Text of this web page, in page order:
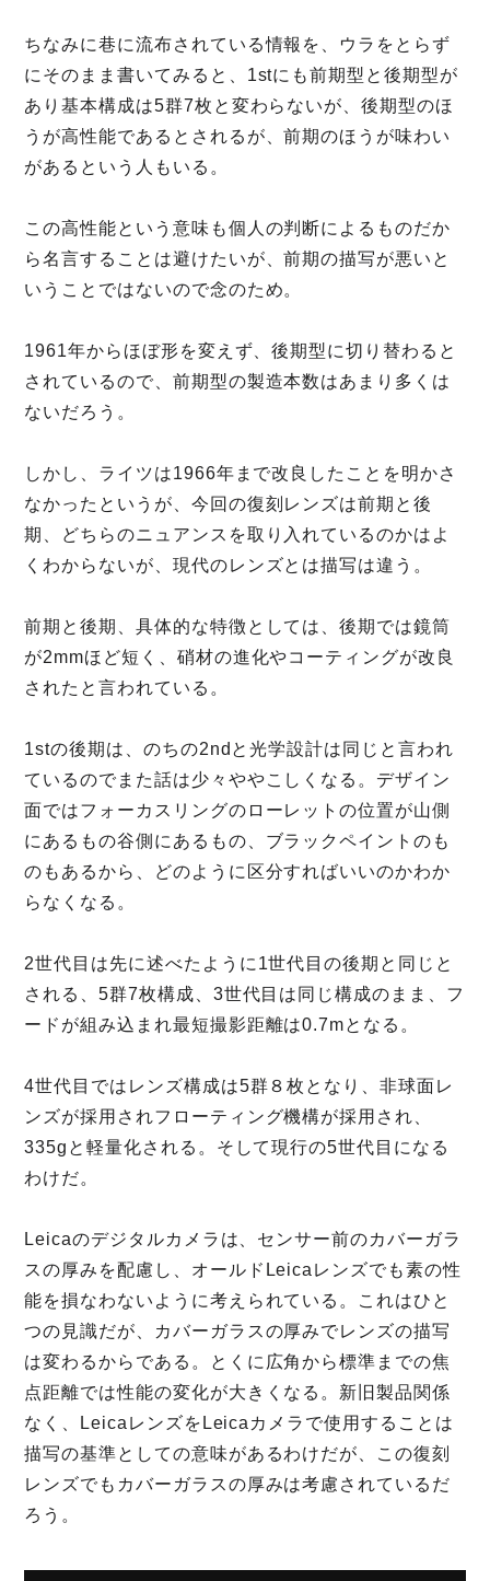
ちなみに巷に流布されている情報を、ウラをとらず
にそのまま書いてみると、1stにも前期型と後期型が
あり基本構成は5群7枚と変わらないが、後期型のほ
うが高性能であるとされるが、前期のほうが味わい
があるという人もいる。
この高性能という意味も個人の判断によるものだか
ら名言することは避けたいが、前期の描写が悪いと
いうことではないので念のため。
1961年からほぼ形を変えず、後期型に切り替わると
されているので、前期型の製造本数はあまり多くは
ないだろう。
しかし、ライツは1966年まで改良したことを明かさ
なかったというが、今回の復刻レンズは前期と後
期、どちらのニュアンスを取り入れているのかはよ
くわからないが、現代のレンズとは描写は違う。
前期と後期、具体的な特徴としては、後期では鏡筒
が2mmほど短く、硝材の進化やコーティングが改良
されたと言われている。
1stの後期は、のちの2ndと光学設計は同じと言われ
ているのでまた話は少々ややこしくなる。デザイン
面ではフォーカスリングのローレットの位置が山側
にあるもの谷側にあるもの、ブラックペイントのも
のもあるから、どのように区分すればいいのかわか
らなくなる。
2世代目は先に述べたように1世代目の後期と同じと
される、5群7枚構成、3世代目は同じ構成のまま、フ
ードが組み込まれ最短撮影距離は0.7mとなる。
4世代目ではレンズ構成は5群８枚となり、非球面レ
ンズが採用されフローティング機構が採用され、
335gと軽量化される。そして現行の5世代目になる
わけだ。
Leicaのデジタルカメラは、センサー前のカバーガラ
スの厚みを配慮し、オールドLeicaレンズでも素の性
能を損なわないように考えられている。これはひと
つの見識だが、カバーガラスの厚みでレンズの描写
は変わるからである。とくに広角から標準までの焦
点距離では性能の変化が大きくなる。新旧製品関係
なく、LeicaレンズをLeicaカメラで使用することは
描写の基準としての意味があるわけだが、この復刻
レンズでもカバーガラスの厚みは考慮されているだ
ろう。